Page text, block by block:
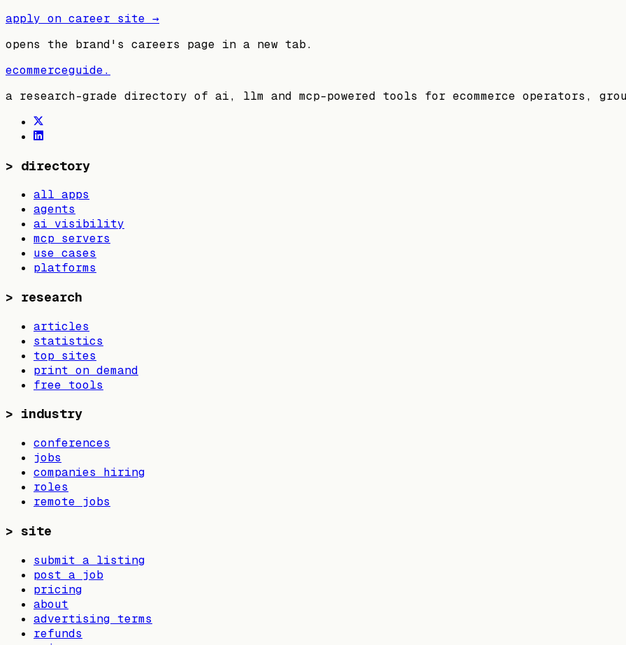
apply on career site →
opens the brand's careers page in a new tab.
ecommerceguide.
a research-grade directory of ai, llm and mcp-powered tools for ecommerce operators,
> directory
all apps
agents
ai visibility
mcp servers
use cases
platforms
> research
articles
statistics
top sites
print on demand
free tools
> industry
conferences
jobs
companies hiring
roles
remote jobs
> site
submit a listing
post a job
pricing
about
advertising terms
refunds